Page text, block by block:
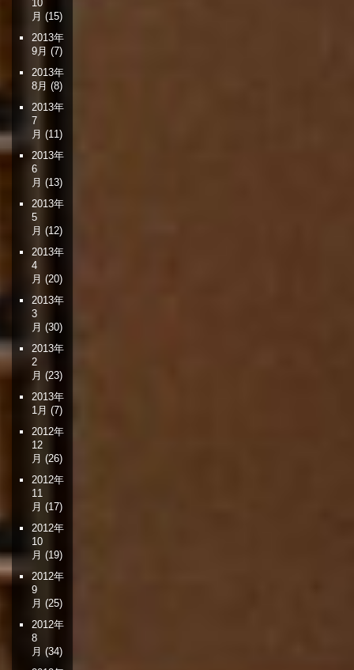
10
月 (15)
2013年
9月 (7)
2013年
8月 (8)
2013年
7
月 (11)
2013年
6
月 (13)
2013年
5
月 (12)
2013年
4
月 (20)
2013年
3
月 (30)
2013年
2
月 (23)
2013年
1月 (7)
2012年
12
月 (26)
2012年
11
月 (17)
2012年
10
月 (19)
2012年
9
月 (25)
2012年
8
月 (34)